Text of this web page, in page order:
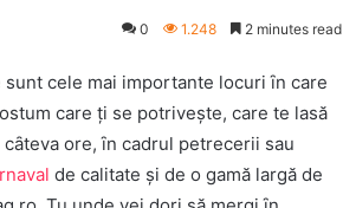
0 1.248 2 minutes read
cele mai importante locuri ȋn care
care ți se potrivește, care te lasӑ
ore, ȋn cadrul petrecerii sau
de calitate și de o gamӑ largӑ de